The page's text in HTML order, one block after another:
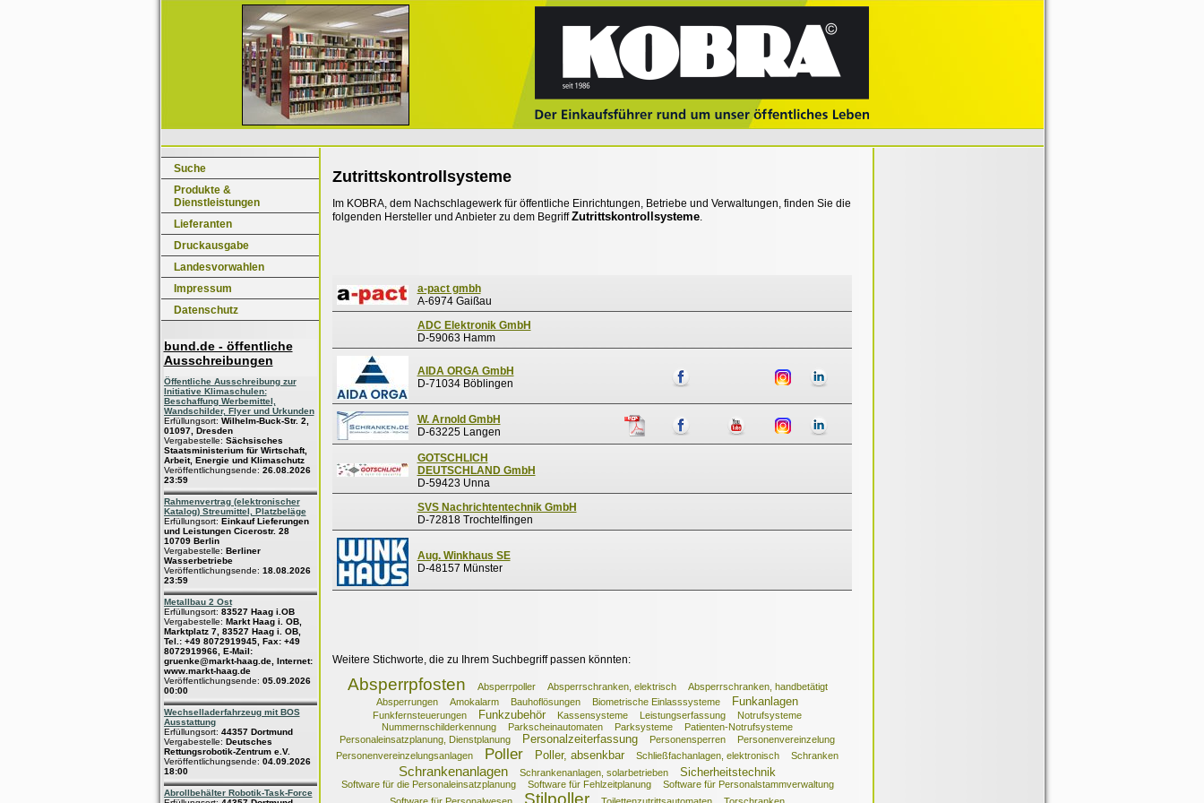
Suche
Produkte &
Dienstleistungen
Lieferanten
Druckausgabe
Landesvorwahlen
Impressum
Datenschutz
bund.de - öffentliche
Ausschreibungen
Öffentliche Ausschreibung zur
Initiative Klimaschulen:
Beschaffung Werbemittel,
Wandschilder, Flyer und Urkunden
Erfüllungsort: Wilhelm-Buck-Str. 2,
01097, Dresden
Vergabestelle: Sächsisches
Staatsministerium für Wirtschaft,
Arbeit, Energie und Klimaschutz
Veröffentlichungsende: 26.08.2026
23:59
Rahmenvertrag (elektronischer
Katalog) Streumittel, Platzbeläge
Erfüllungsort: Einkauf Lieferungen
und Leistungen Cicerostr. 28
10709 Berlin
Vergabestelle: Berliner
Wasserbetriebe
Veröffentlichungsende: 18.08.2026
23:59
Metallbau 2 Ost
Erfüllungsort: 83527 Haag i.OB
Vergabestelle: Markt Haag i. OB,
Marktplatz 7, 83527 Haag i. OB,
Tel.: +49 8072919945, Fax: +49
8072919966, E-Mail:
gruenke@markt-haag.de, Internet:
www.markt-haag.de
Veröffentlichungsende: 05.09.2026
00:00
Wechselladerfahrzeug mit BOS
Ausstattung
Erfüllungsort: 44357 Dortmund
Vergabestelle: Deutsches
Rettungsrobotik-Zentrum e.V.
Veröffentlichungsende: 04.09.2026
18:00
Abrollbehälter Robotik-Task-Force
Zutrittskontrollsysteme
Im KOBRA, dem Nachschlagewerk für öffentliche Einrichtungen, Betriebe und Verwaltungen, finden Sie die
folgenden Hersteller und Anbieter zu dem BegriffZutrittskontrollsysteme.
a-pact gmbh
A-6974 Gaißau
ADC Elektronik GmbH
D-59063 Hamm
AIDA ORGA GmbH
D-71034 Böblingen
W. Arnold GmbH
D-63225 Langen
GOTSCHLICH
DEUTSCHLAND GmbH
D-59423 Unna
SVS Nachrichtentechnik GmbH
D-72818 Trochtelfingen
Aug. Winkhaus SE
D-48157 Münster
Weitere Stichworte, die zu Ihrem Suchbegriff passen könnten:
Absperrpfosten Absperrpoller Absperrschranken, elektrisch
Absperrschranken, handbetätigt
Absperrungen
Amokalarm Bauhoflösungen Biometrische Einlasssysteme Funkanlagen
Funkfernsteuerungen Funkzubehör Kassensysteme Leistungserfassung
Notrufsysteme
Nummernschilderkennung
Parkscheinautomaten Parksysteme
Patienten-Notrufsysteme
Personaleinsatzplanung, Dienstplanung
Personalzeiterfassung Personensperren
Personenvereinzelung
Personenvereinzelungsanlagen
Poller Poller, absenkbar Schließfachanlagen, elektronisch Schranken
Schrankenanlagen Schrankenanlagen, solarbetrieben Sicherheitstechnik
Software für die Personaleinsatzplanung Software für Fehlzeitplanung
Software für Personalstammverwaltung
Stilpoller